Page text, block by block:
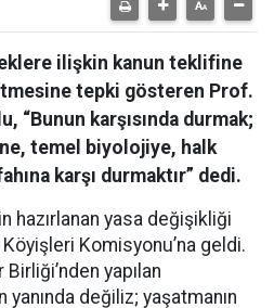
ilişkin kanun teklifine
tepki gösteren Prof.
“Bunun karşısında durmak;
temel biyolojiye, halk
karşı durmaktır” dedi.
hazırlanan yasa değişikliği
Komisyonu’na geldi.
yapılan
yanında değiliz; yaşatmanın